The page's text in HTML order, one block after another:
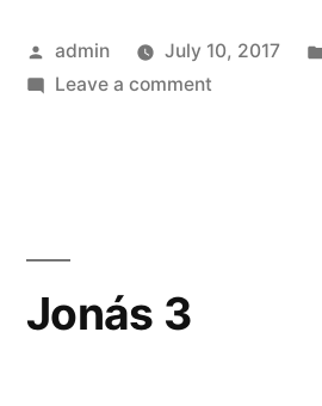
Posted
by
admin July 10, 2017
Leave a commenton
Jonás 3